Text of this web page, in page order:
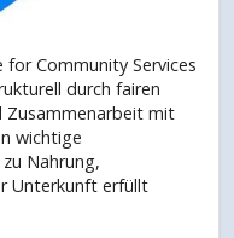
for Community Services
durch fairen
Zusammenarbeit mit
wichtige
Nahrung,
Unterkunft erfüllt